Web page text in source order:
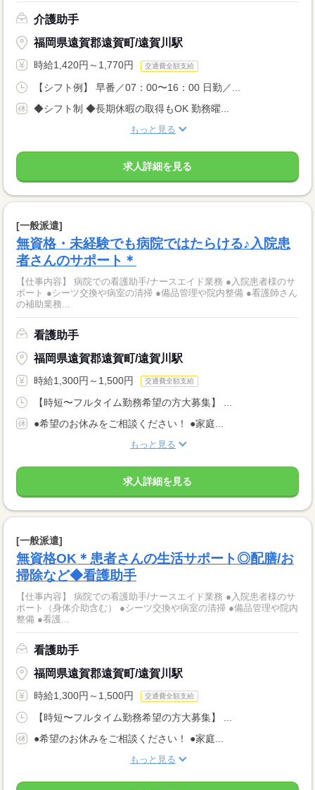
介護助手
福岡県遠賀郡遠賀町/遠賀川駅
時給1,420円～1,770円 交通費全額支給
【シフト例】 早番／07：00〜16：00 日勤／...
◆シフト制 ◆長期休暇の取得もOK 勤務曜...
もっと見る
求人詳細を見る
[一般派遣]
無資格・未経験でも病院ではたらける♪入院患
者さんのサポート＊
【仕事内容】 病院での看護助手/ナースエイド業務 ●入院患者様のサ
ポート ●シーツ交換や病室の清掃 ●備品管理や院内整備 ●看護師さん
の補助業務...
看護助手
福岡県遠賀郡遠賀町/遠賀川駅
時給1,300円～1,500円 交通費全額支給
【時短〜フルタイム勤務希望の方大募集】 ...
●希望のお休みをご相談ください！ ●家庭...
もっと見る
求人詳細を見る
[一般派遣]
無資格OK＊患者さんの生活サポート◎配膳/お
掃除など◆看護助手
【仕事内容】 病院での看護助手/ナースエイド業務 ●入院患者様のサ
ポート（身体介助含む） ●シーツ交換や病室の清掃 ●備品管理や院内
整備 ●看護...
看護助手
福岡県遠賀郡遠賀町/遠賀川駅
時給1,300円～1,500円 交通費全額支給
【時短〜フルタイム勤務希望の方大募集】 ...
●希望のお休みをご相談ください！ ●家庭...
もっと見る